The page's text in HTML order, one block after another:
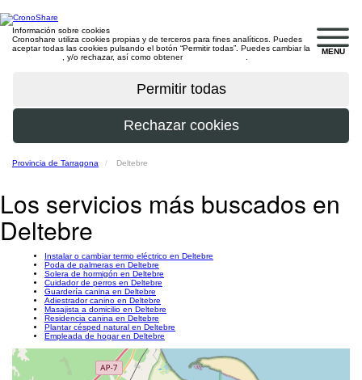
MENU
Información sobre cookies
Cronoshare utiliza cookies propias y de terceros para fines analíticos. Puedes
aceptar todas las cookies pulsando el botón “Permitir todas”. Puedes cambiar la
, y/o rechazar, así como obtener
Provincia de Tarragona Deltebre
Los servicios más buscados en
Deltebre
Instalar o cambiar termo eléctrico en Deltebre
Poda de palmeras en Deltebre
Solera de hormigón en Deltebre
Cuidador de perros en Deltebre
Guardería canina en Deltebre
Adiestrador canino en Deltebre
Masajista a domicilio en Deltebre
Residencia canina en Deltebre
Plantar césped natural en Deltebre
Empleada de hogar en Deltebre